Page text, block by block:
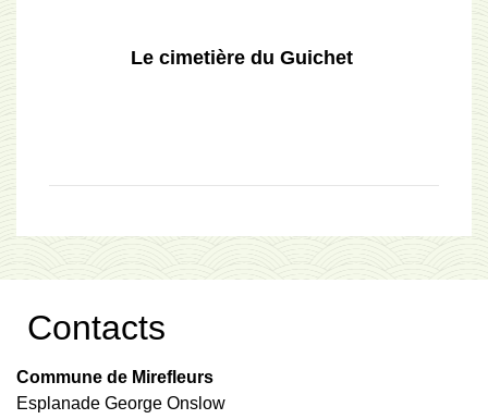
Le cimetière du Guichet
Contacts
Commune de Mirefleurs
Esplanade George Onslow